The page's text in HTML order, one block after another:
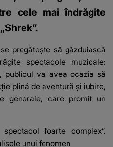
cele mai îndrăgite
pregătește să găzduiască
spectacole muzicale:
publicul va avea ocazia să
plină de aventură și iubire,
generale, care promit un
foarte complex”.
unui fenomen